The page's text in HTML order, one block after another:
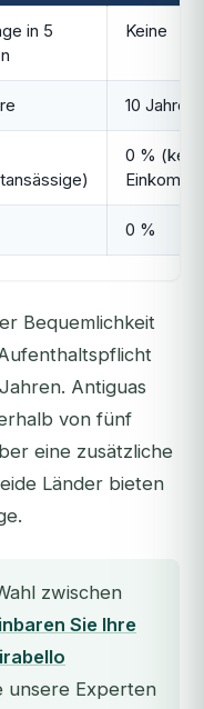
in 5
Keine
10 Jahre
0 %
0 %
Bequemlichkeit
Antiguas
von fünf
eine zusätzliche
Länder bieten
zwischen
Sie Ihre
unsere Experten